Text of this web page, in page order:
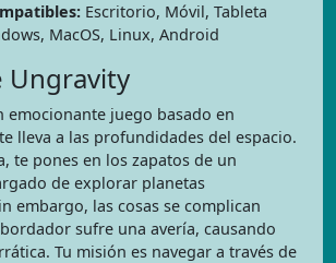
Escritorio, Móvil, Tableta
MacOS, Linux, Android
Ungravity
emocionante juego basado en
lleva a las profundidades del espacio.
te pones en los zapatos de un
de explorar planetas
embargo, las cosas se complican
sufre una avería, causando
Tu misión es navegar a través de